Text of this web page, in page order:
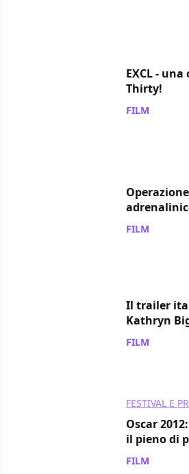
EXCL -
Thirty!
FILM
FILM
Il trailer
Kathryn
FILM
FESTIVAL E
Oscar
il pieno di
FILM